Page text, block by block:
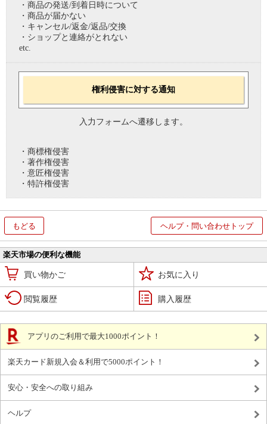
・商品の発送/到着日時について
・商品が届かない
・キャンセル/返金/返品/交換
・ショップと連絡がとれない
etc.
権利侵害に対する通知
入力フォームへ遷移します。
・商標権侵害
・著作権侵害
・意匠権侵害
・特許権侵害
もどる ヘルプ・問い合わせトップ
楽天市場の便利な機能
買い物かご お気に入り
閲覧履歴 購入履歴
アプリのご利用で最大1000ポイント！
楽天カード新規入会＆利用で5000ポイント！
安心・安全への取り組み
ヘルプ